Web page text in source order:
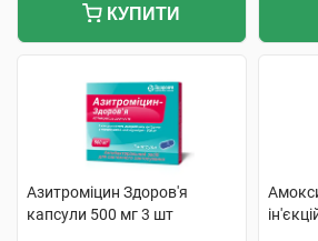
КУПИТИ
Азитроміцин Здоров'я
капсули 500 мг 3 шт